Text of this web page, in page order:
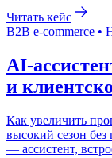
Читать кейс
B2B e-commerce •
AI-
и
Как увеличить
высокий сезон
— ассистент,